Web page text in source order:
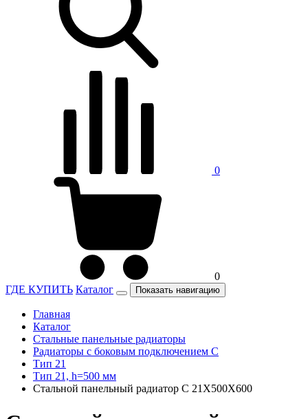
0
0
ГДЕ КУПИТЬ Каталог Показать навигацию
Главная
Каталог
Стальные панельные радиаторы
Радиаторы c боковым подключением C
Тип 21
Тип 21, h=500 мм
Стальной панельный радиатор C 21Х500Х600